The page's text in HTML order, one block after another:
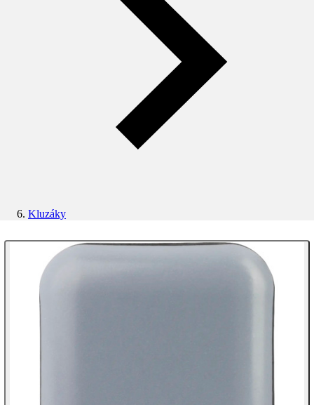
Kluzáky